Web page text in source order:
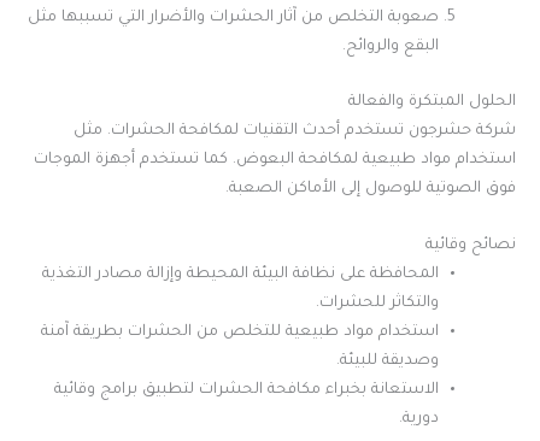
صعوبة التخلص من آثار الحشرات والأضرار التي تسببها مثل
البقع والروائح.
الحلول المبتكرة والفعالة
شركة حشرجون تستخدم أحدث التقنيات لمكافحة الحشرات. مثل
استخدام مواد طبيعية لمكافحة البعوض. كما تستخدم أجهزة الموجات
فوق الصوتية للوصول إلى الأماكن الصعبة.
نصائح وقائية
المحافظة على نظافة البيئة المحيطة وإزالة مصادر التغذية
والتكاثر للحشرات.
استخدام مواد طبيعية للتخلص من الحشرات بطريقة آمنة
وصديقة للبيئة.
الاستعانة بخبراء مكافحة الحشرات لتطبيق برامج وقائية
دورية.